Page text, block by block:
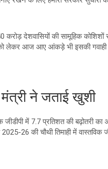
करोड़ देशवासियों की सामूहिक
लेकर आज आए आंकड़े भी इसकी गवाही
मंत्री ने जताई खुशी
जीडीपी में 7.7 प्रतिशत की बढ़ोतरी
26 की चौथी तिमाही में